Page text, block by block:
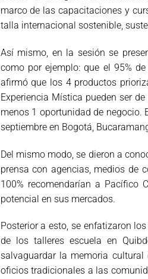
marco de las capacitaciones y
talla internacional sostenible,
Así mismo, en la sesión se
como por ejemplo: que el 95%
afirmó que los 4 productos
Experiencia Mística pueden ser
menos 1 oportunidad de negocio.
septiembre en Bogotá,
Del mismo modo, se dieron a
prensa con agencias, medios de
100% recomendarían a Pacífico
potencial en sus mercados.
Posterior a esto, se enfatizaron
de los talleres escuela en
salvaguardar la memoria
oficios tradicionales a las